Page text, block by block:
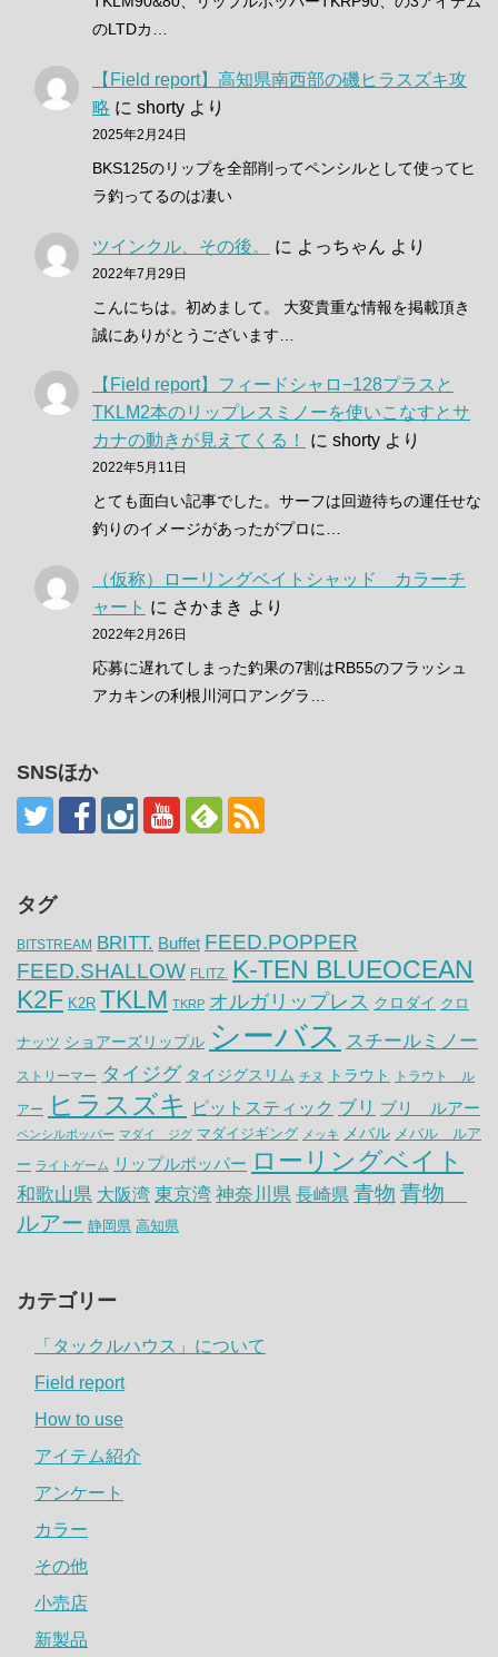
のLTDカ…
【Field report】高知県南西部の磯ヒラスズキ攻
略 に shorty より
2025年2月24日
BKS125のリップを全部削ってペンシルとして使ってヒ
ラ釣ってるのは凄い
ツインクル、その後。 に よっちゃん より
2022年7月29日
こんにちは。初めまして。 大変貴重な情報を掲載頂き
誠にありがとうございます…
【Field report】フィードシャロ−128プラスと
TKLM2本のリップレスミノーを使いこなすとサ
カナの動きが見えてくる！
に shorty より
2022年5月11日
とても面白い記事でした。サーフは回遊待ちの運任せな
釣りのイメージがあったがプロに…
（仮称）ローリングベイトシャッド カラーチ
ャート に さかまき より
2022年2月26日
応募に遅れてしまった釣果の7割はRB55のフラッシュ
アカキンの利根川河口アングラ…
SNSほか
タグ
BITSTREAM BRITT. Buffet FEED.POPPER
FEED.SHALLOW FLITZ.
K-TEN BLUEOCEAN
K2F K2R TKLM TKRP オルガリップレス クロダイ クロ
ナッツ ショアーズリップル シーバス スチールミノー
ストリーマー タイジグ タイジグスリム チヌ トラウト トラウト ル
アー ヒラスズキ ピットスティック ブリ ブリ ルアー
ペンシルポッパー マダイ ジグ マダイジギング メッキ メバル メバル ルア
ー ライトゲーム リップルポッパー ローリングベイト
和歌山県 大阪湾 東京湾 神奈川県 長崎県 青物 青物
ルアー 静岡県 高知県
カテゴリー
「タックルハウス」について
Field report
How to use
アイテム紹介
アンケート
カラー
その他
小売店
新製品